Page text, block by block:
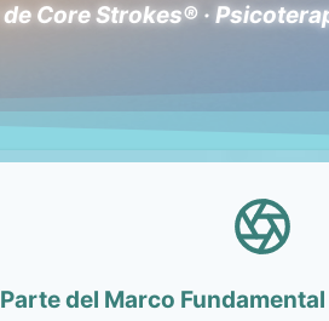
Core Strokes® ·
Parte del Marco